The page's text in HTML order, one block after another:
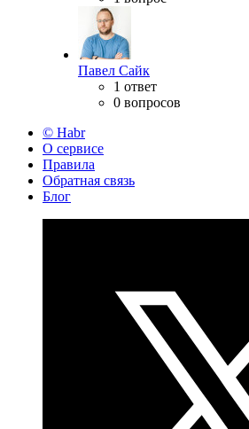
Павел Сайк
1 ответ
0 вопросов
© Habr
О сервисе
Правила
Обратная связь
Блог